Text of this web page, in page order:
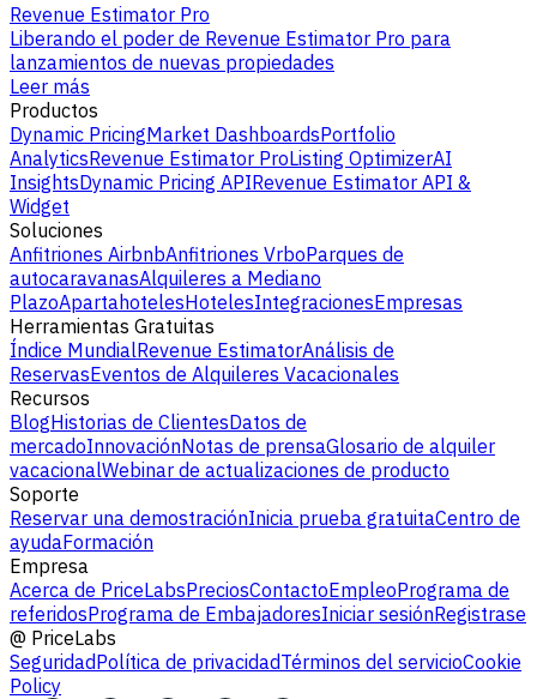
Revenue Estimator Pro
Liberando el poder de Revenue Estimator Pro para
lanzamientos de nuevas propiedades
Leer más
Productos
Dynamic PricingMarket DashboardsPortfolio
AnalyticsRevenue Estimator ProListing OptimizerAI
InsightsDynamic Pricing APIRevenue Estimator API &
Widget
Soluciones
Anfitriones AirbnbAnfitriones VrboParques de
autocaravanasAlquileres a Mediano
PlazoApartahotelesHotelesIntegracionesEmpresas
Herramientas Gratuitas
Índice MundialRevenue EstimatorAnálisis de
ReservasEventos de Alquileres Vacacionales
Recursos
BlogHistorias de ClientesDatos de
mercadoInnovaciónNotas de prensaGlosario de alquiler
vacacionalWebinar de actualizaciones de producto
Soporte
Reservar una demostraciónInicia prueba gratuitaCentro de
ayudaFormación
Empresa
Acerca de PriceLabsPreciosContactoEmpleoPrograma de
referidosPrograma de EmbajadoresIniciar sesiónRegistrase
@ PriceLabs
SeguridadPolítica de privacidadTérminos del servicioCookie
Policy